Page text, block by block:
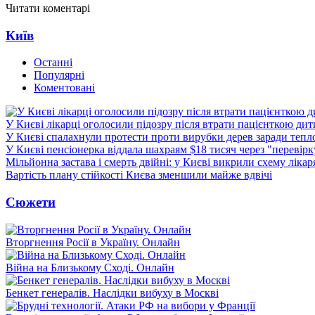
Читати коментарі
Київ
Останні
Популярні
Коментовані
У Києві лікарці оголосили підозру після втрати пацієнткою
У Києві спалахнули протести проти вирубки дерев заради
У Києві пенсіонерка віддала шахраям $18 тисяч через
Мільйонна застава і смерть двійні: у Києві викрили схему
Вартість плану стійкості Києва зменшили майже вдвічі
Сюжети
Вторгнення Росії в Україну. Онлайн
Війна на Близькому Сході. Онлайн
Бенкет генералів. Наслідки вибуху в Москві